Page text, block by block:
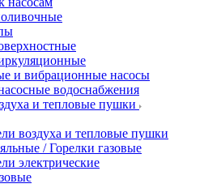
и вибрационные насосы
водоснабжения
и тепловые пушки
воздуха и тепловые пушки
/ Горелки газовые
электрические